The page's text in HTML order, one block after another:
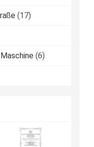
(17)
(6)